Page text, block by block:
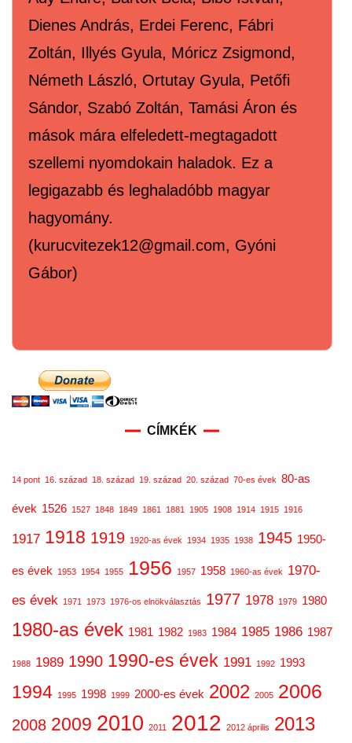
Dienes András, Erdei Ferenc, Fábri
Zoltán, Illyés Gyula, Móricz Zsigmond,
Németh László, Ortutay Gyula, Petőfi
Sándor, Szabó Zoltán, Tamási Áron és
mások mára elfeledett-megtagadott
szellemi nyomdokain haladok. Ez a
legigazabb és leghaladóbb magyar
hagyomány.
(kurucvitezek12@gmail.com, Gyóni
Gábor)
CÍMKÉK
14 pont 16. század 18. század 19. század 20. század 70-es évek 80-as
évek 1526 1527 1848 1849 1861 1881 1905 1908 1914 1915 1916
1917 1918 1919 1920-as évek 1934 1935 1938 1945 1950-
es évek 1953 1954 1955 1956 1957 1958 1960-as évek
1970-
es évek
1971 1973 1976-os elnökválasztás 1977 1978 1979 1980
1980-as évek 1981 1982 1983 1984 1985 1986 1987
1988 1989 1990 1990-es évek 1991 1992 1993
1994 1995 1998 1999 2000-es évek 2002 2005 2006
2008 2009 2010 2011 2012 2012 április 2013